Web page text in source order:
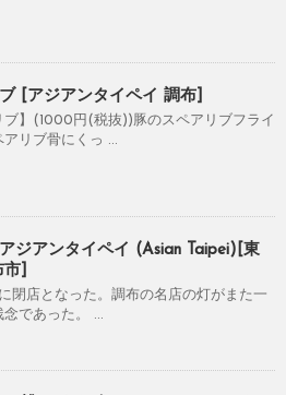
[アジアンタイペイ 調布]
ブ】(1000円(税抜))豚のスペアリブフライ
アリブ骨にくっ ...
アジアンタイペイ (Asian Taipei)[東
市]
に閉店となった。調布の名店の灯がまた一
であった。 ...